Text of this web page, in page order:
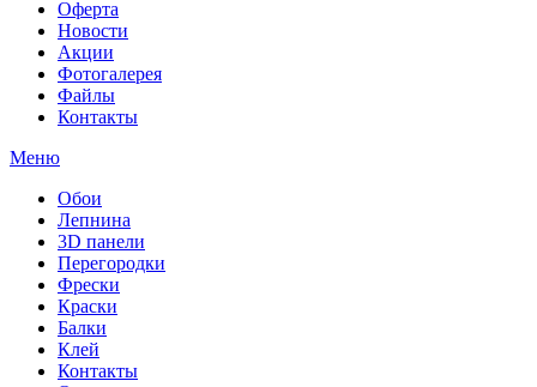
Оферта
Новости
Акции
Фотогалерея
Файлы
Контакты
Меню
Обои
Лепнина
3D панели
Перегородки
Фрески
Краски
Балки
Клей
Контакты